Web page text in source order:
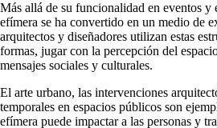
Más allá de su funcionalidad en eventos y
efímera se ha convertido en un medio de
arquitectos y diseñadores utilizan estas
formas, jugar con la percepción del
mensajes sociales y culturales.
El arte urbano, las intervenciones
temporales en espacios públicos son
efímera puede impactar a las personas y